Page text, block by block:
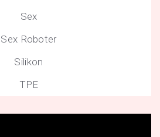
Sex
Sex Roboter
Silikon
TPE